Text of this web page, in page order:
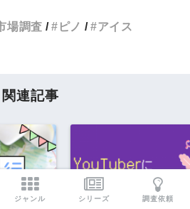
場調査 ピノ アイス
関連記事
ジャンル シリーズ 調査依頼